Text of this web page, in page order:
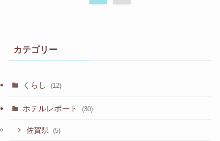
カテゴリー
くらし (12)
ホテルレポート (30)
佐賀県 (5)